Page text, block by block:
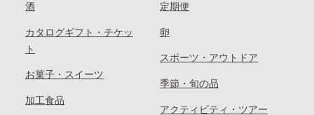
酒
カタログギフト・チケッ
ト
お菓子・スイーツ
加工食品
定期便
卵
スポーツ・アウトドア
季節・旬の品
アクティビティ・ツアー